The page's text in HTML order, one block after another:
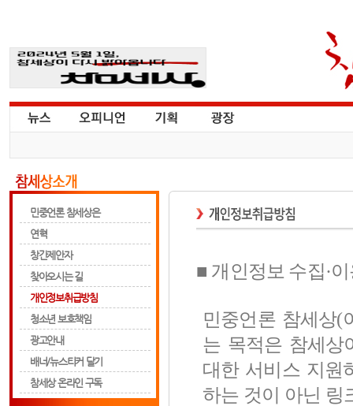
민중언론 참세상은
연혁
창간제안자
찾아오시는 길
개인정보취급방침
청소년 보호책임
광고안내
배너/뉴스티커 달기
참세상 온라인 구독
■ 개인정보 수집·
민중언론 참세상(
는 목적은 참세상
대한 서비스 지원
하는 것이 아닌 링